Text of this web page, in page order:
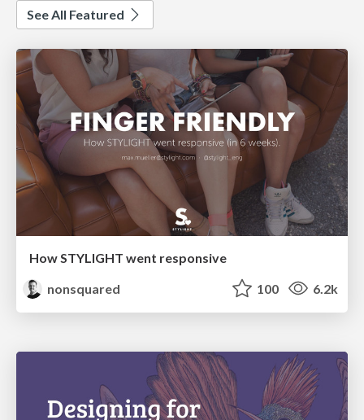
See All Featured
How STYLIGHT went responsive
nonsquared
100 6.2k